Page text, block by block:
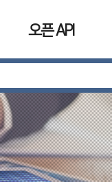
오픈 API